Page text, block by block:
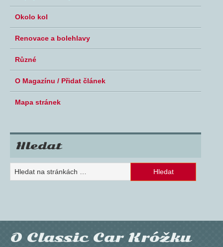
Okolo kol
Renovace a bolehlavy
Různé
O Magazínu / Přidat článek
Mapa stránek
Hledat
O Classic Car Króžku